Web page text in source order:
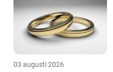
03 augusti 2026